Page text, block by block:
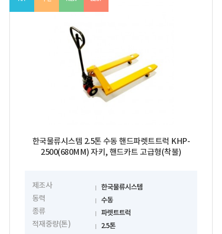
한국물류시스템 2.5톤 수동 핸드파렛트트럭 KHP-
2500(680MM) 자키, 핸드카트 고급형(착불)
제조사
한국물류시스템
동력
수동
종류
파렛트트럭
적재중량(톤)
2.5톤